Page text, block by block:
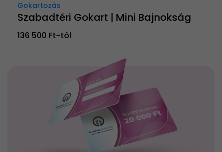
Gokartozás
Szabadtéri Gokart | Mini Bajnokság
136 500 Ft-tól